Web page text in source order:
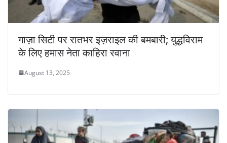
गाज़ा सिटी पर रातभर इज़राइल की बमबारी; युद्धविराम
के लिए हमास नेता काहिरा रवाना
August 13, 2025